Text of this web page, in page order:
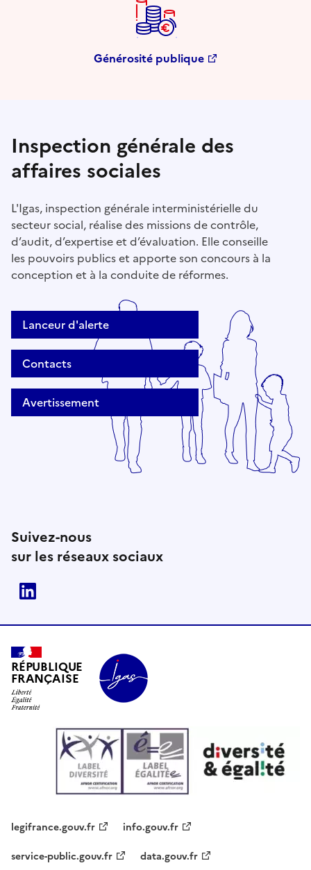
Générosité publique
Inspection générale des
affaires sociales
L'Igas, inspection générale interministérielle du
secteur social, réalise des missions de contrôle,
d’audit, d’expertise et d’évaluation. Elle conseille
les pouvoirs publics et apporte son concours à la
conception et à la conduite de réformes.
Lanceur d'alerte
Contacts
Avertissement
Suivez-nous
sur les réseaux sociaux
RÉPUBLIQUE
FRANÇAISE
legifrance.gouv.fr
info.gouv.fr
service-public.gouv.fr
data.gouv.fr